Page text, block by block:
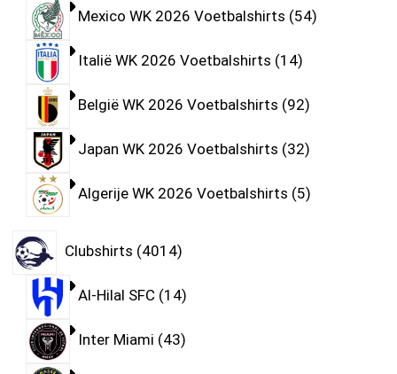
Mexico WK 2026 Voetbalshirts 54
Italië WK 2026 Voetbalshirts 14
België WK 2026 Voetbalshirts 92
Japan WK 2026 Voetbalshirts 32
Algerije WK 2026 Voetbalshirts 5
Clubshirts 4014
Al-Hilal SFC 14
Inter Miami 43